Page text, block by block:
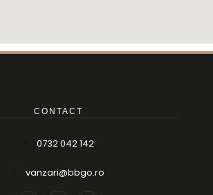
CONTACT
0732 042 142
vanzari@bbgo.ro